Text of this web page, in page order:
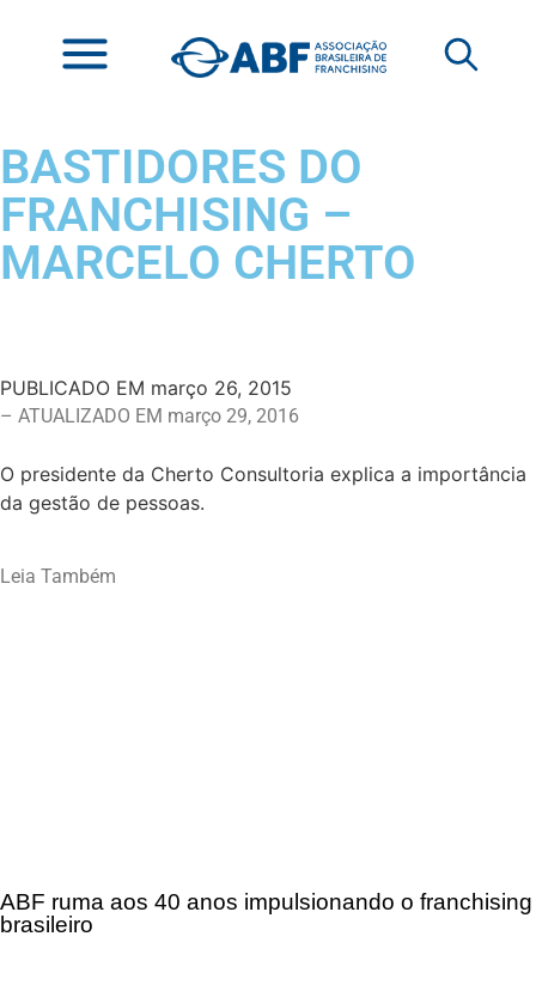
BASTIDORES DO
FRANCHISING –
MARCELO CHERTO
PUBLICADO EM março 26, 2015
– ATUALIZADO EM março 29, 2016
O presidente da Cherto Consultoria explica a importância
da gestão de pessoas.
Leia Também
ABF ruma aos 40 anos impulsionando o franchising
brasileiro